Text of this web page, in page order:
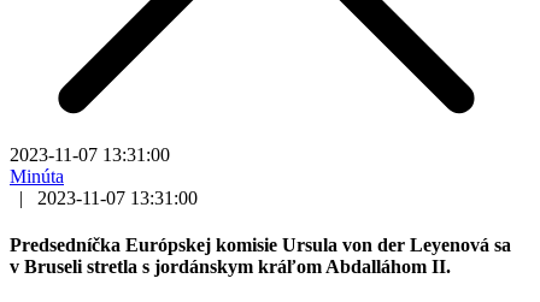
2023-11-07 13:31:00
Minúta
|
2023-11-07 13:31:00
Predsedníčka Európskej komisie Ursula von der Leyenová sa
v Bruseli stretla s jordánskym kráľom Abdalláhom II.